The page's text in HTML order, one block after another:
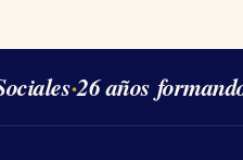
·26 años formando